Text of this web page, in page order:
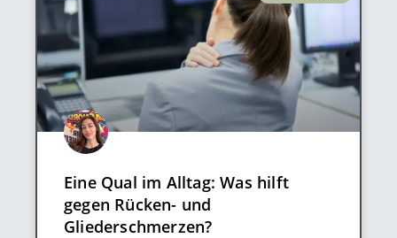
Eine Qual im Alltag: Was hilft
gegen Rücken- und
Gliederschmerzen?